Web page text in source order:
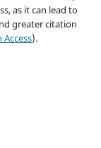
as it can lead to
greater citation
Access).